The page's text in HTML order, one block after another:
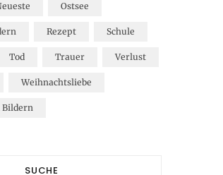
Ostsee
Rezept Schule
Tod Trauer Verlust
Weihnachtsliebe
Bildern
SUCHE